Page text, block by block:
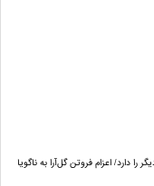
دارد/ اعزام فروتن گل‌آرا به ناگویا